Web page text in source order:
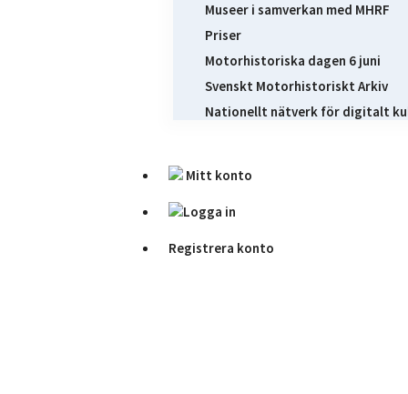
Museer i samverkan med MHRF
Priser
Motorhistoriska dagen 6 juni
Svenskt Motorhistoriskt Arkiv
Nationellt nätverk för digitalt
Mitt konto
Logga in
Registrera konto